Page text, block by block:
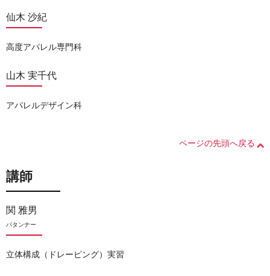
仙木 沙紀
高度アパレル専門科
山木 実千代
アパレルデザイン科
ページの先頭へ戻る
講師
関 雅男
パタンナー
立体構成（ドレーピング）実習